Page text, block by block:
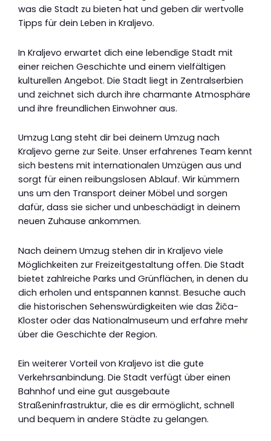
was die Stadt zu bieten hat und geben dir wertvolle
Tipps für dein Leben in Kraljevo.
In Kraljevo erwartet dich eine lebendige Stadt mit
einer reichen Geschichte und einem vielfältigen
kulturellen Angebot. Die Stadt liegt in Zentralserbien
und zeichnet sich durch ihre charmante Atmosphäre
und ihre freundlichen Einwohner aus.
Umzug Lang steht dir bei deinem Umzug nach
Kraljevo gerne zur Seite. Unser erfahrenes Team kennt
sich bestens mit internationalen Umzügen aus und
sorgt für einen reibungslosen Ablauf. Wir kümmern
uns um den Transport deiner Möbel und sorgen
dafür, dass sie sicher und unbeschädigt in deinem
neuen Zuhause ankommen.
Nach deinem Umzug stehen dir in Kraljevo viele
Möglichkeiten zur Freizeitgestaltung offen. Die Stadt
bietet zahlreiche Parks und Grünflächen, in denen du
dich erholen und entspannen kannst. Besuche auch
die historischen Sehenswürdigkeiten wie das Žiča-
Kloster oder das Nationalmuseum und erfahre mehr
über die Geschichte der Region.
Ein weiterer Vorteil von Kraljevo ist die gute
Verkehrsanbindung. Die Stadt verfügt über einen
Bahnhof und eine gut ausgebaute
Straßeninfrastruktur, die es dir ermöglicht, schnell
und bequem in andere Städte zu gelangen.